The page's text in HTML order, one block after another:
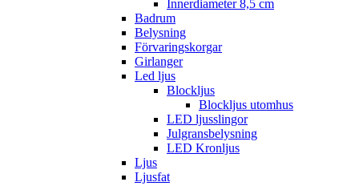
Innerdiameter 8,5 cm
Badrum
Belysning
Förvaringskorgar
Girlanger
Led ljus
Blockljus
Blockljus utomhus
LED ljusslingor
Julgransbelysning
LED Kronljus
Ljus
Ljusfat